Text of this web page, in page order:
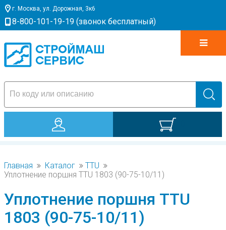
г. Москва, ул. Дорожная, 3к6
8-800-101-19-19 (звонок бесплатный)
Главная Каталог
TTU
Уплотнение поршня TTU 1803 (90-75-10/11)
Уплотнение поршня TTU
1803 (90-75-10/11)